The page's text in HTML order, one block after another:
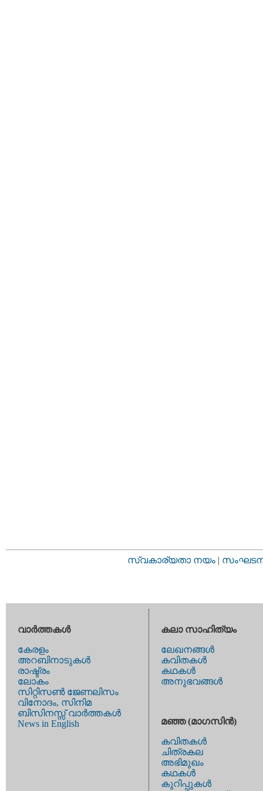
സ്വകാര്യതാ നയം |
വാര്‍ത്തകള്‍
കേരളം
അറബിനാടുകള്‍
രാഷ്ട്രം
ലോകം
സിറ്റിസണ്‍ ജേണലിസം
വിനോദം, സിനിമ
ബിസിനസ്സ് വാര്‍ത്തകള്‍
News in English
കലാ സാഹിത്യം
ലേഖനങ്ങള്‍
കവിതകള്‍
കഥകള്‍
അനുഭവങ്ങള്‍
മഞ്ഞ (മാഗസിന്‍)
കവിതകള്‍
ചിത്രകല
അഭിമുഖം
കഥകള്‍
കുറിപ്പുകള്‍